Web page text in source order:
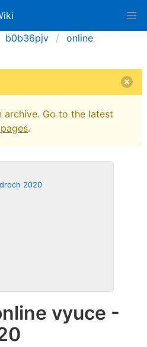
b0b36pjv
online
archive. Go to the latest
.
2020
vyuce -